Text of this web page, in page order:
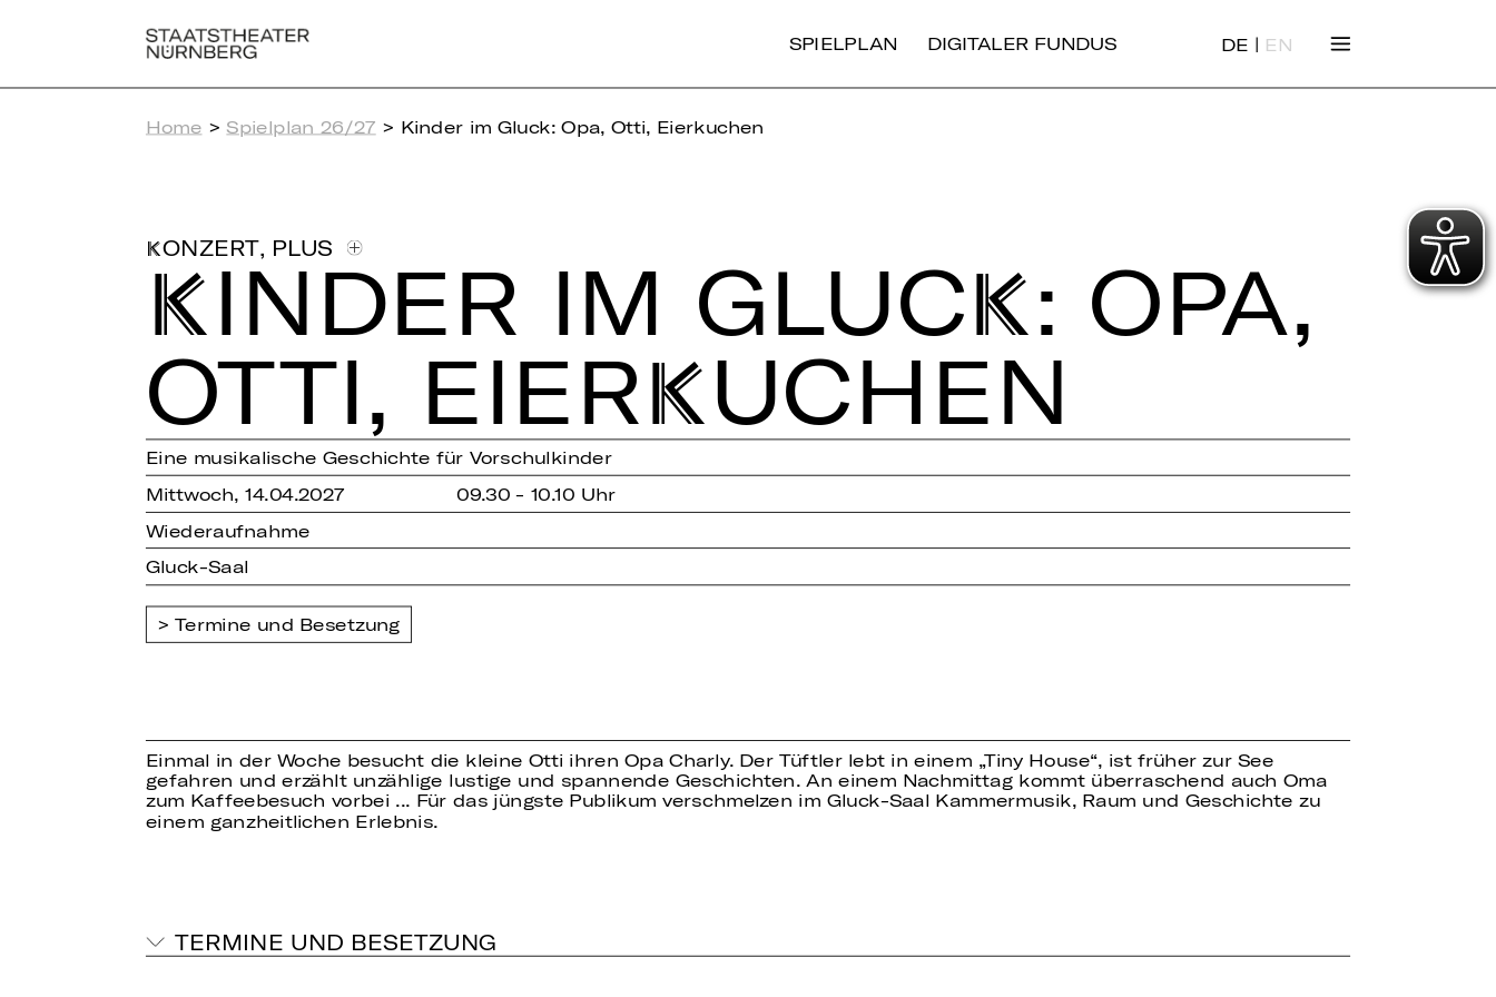
SPIELPLAN DIGITALER FUNDUS DE | EN
Home > Spielplan 26/27 > Kinder im Gluck: Opa, Otti, Eierkuchen
KONZERT, PLUS
KINDER IM GLUCK: OPA,
OTTI, EI­ER­KU­CHEN
Eine musikalische Geschichte für Vorschulkinder
Mittwoch, 14.04.2027
09.30 - 10.10 Uhr
Wiederaufnahme
Gluck-Saal
Termine und Besetzung
Einmal in der Woche besucht die kleine Otti ihren Opa Charly. Der Tüftler lebt in einem „Tiny House“, ist früher zur See
gefahren und erzählt unzählige lustige und spannende Geschichten. An einem Nachmittag kommt überraschend auch Oma
zum Kaffeebesuch vorbei ... Für das jüngste Publikum verschmelzen im Gluck-Saal Kammermusik, Raum und Geschichte zu
einem ganzheitlichen Erlebnis.
TERMINE UND BESETZUNG